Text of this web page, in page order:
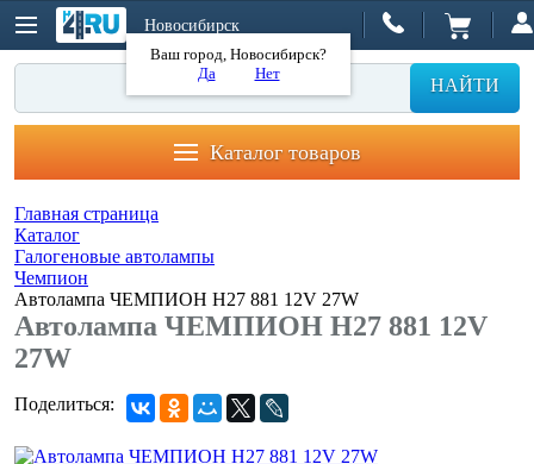
Новосибирск
Ваш город, Новосибирск?
Да
Нет
НАЙТИ
Каталог товаров
Главная страница
Каталог
Галогеновые автолампы
Чемпион
Автолампа ЧЕМПИОН H27 881 12V 27W
Автолампа ЧЕМПИОН H27 881 12V
27W
Поделиться: